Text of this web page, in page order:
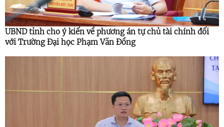
UBND tỉnh cho ý kiến về phương án tự chủ tài chính đối
với Trường Đại học Phạm Văn Đồng